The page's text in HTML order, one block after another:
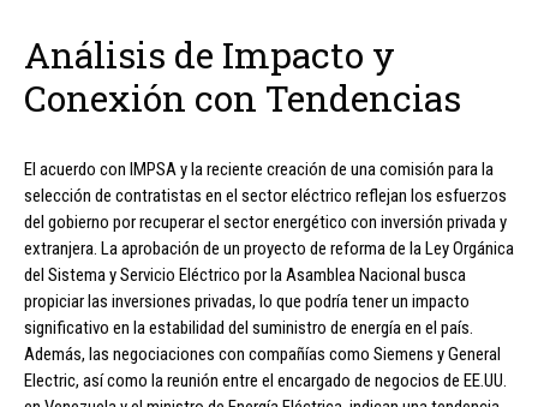
Análisis de Impacto y
Conexión con Tendencias
El acuerdo con IMPSA y la reciente creación de una comisión para la
selección de contratistas en el sector eléctrico reflejan los esfuerzos
del gobierno por recuperar el sector energético con inversión privada y
extranjera. La aprobación de un proyecto de reforma de la Ley Orgánica
del Sistema y Servicio Eléctrico por la Asamblea Nacional busca
propiciar las inversiones privadas, lo que podría tener un impacto
significativo en la estabilidad del suministro de energía en el país.
Además, las negociaciones con compañías como Siemens y General
Electric, así como la reunión entre el encargado de negocios de EE.UU.